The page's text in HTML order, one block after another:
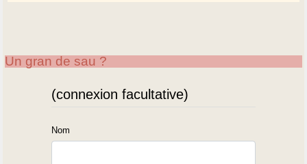
Un gran de sau ?
(connexion facultative)
Nom